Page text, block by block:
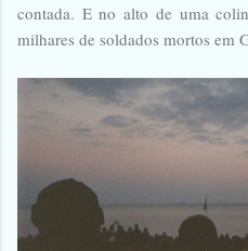
contada. E no alto de uma
milhares de soldados mortos em